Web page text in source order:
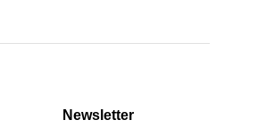
Newsletter